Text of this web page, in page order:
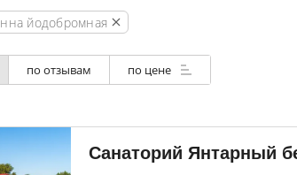
йодобромная
по отзывам по цене
Санаторий Янтарный